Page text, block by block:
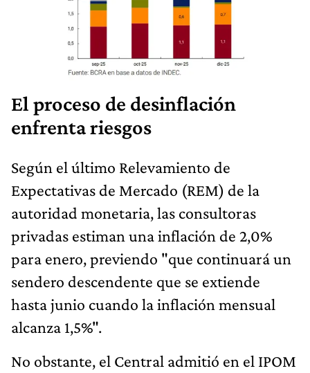
El proceso de desinflación
enfrenta riesgos
Según el último Relevamiento de
Expectativas de Mercado (REM) de la
autoridad monetaria, las consultoras
privadas estiman una inflación de 2,0%
para enero, previendo "que continuará un
sendero descendente que se extiende
hasta junio cuando la inflación mensual
alcanza 1,5%".
No obstante, el Central admitió en el IPOM